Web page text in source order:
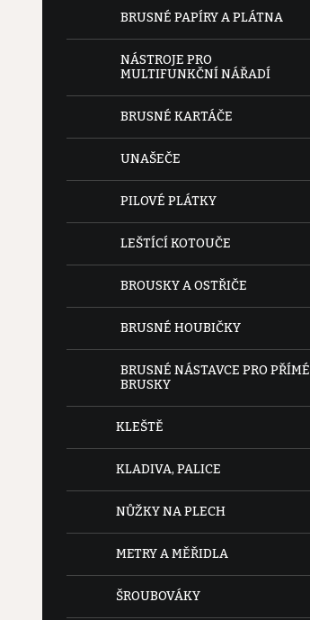
BRUSNÉ PAPÍRY A PLÁTNA
NÁSTROJE PRO
MULTIFUNKČNÍ NÁŘADÍ
BRUSNÉ KARTÁČE
UNAŠEČE
PILOVÉ PLÁTKY
LEŠTÍCÍ KOTOUČE
BROUSKY A OSTŘIČE
BRUSNÉ HOUBIČKY
BRUSNÉ NÁSTAVCE PRO PŘÍMÉ
BRUSKY
KLEŠTĚ
KLADIVA, PALICE
NŮŽKY NA PLECH
METRY A MĚŘIDLA
ŠROUBOVÁKY